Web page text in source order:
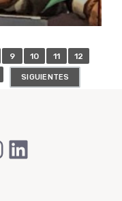
9 10 11
12
SIGUIENTES
LinkedIn